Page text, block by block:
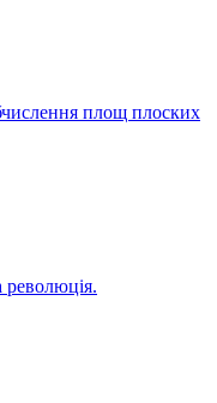
площ плоских
революція.